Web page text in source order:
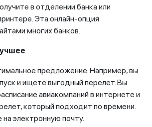
в отделении банка или
Эта онлайн-опция
многих банков.
предложение. Например, вы
и ищете выгодный перелет. Вы
авиакомпаний в интернете и
который подходит по времени.
электронную почту.